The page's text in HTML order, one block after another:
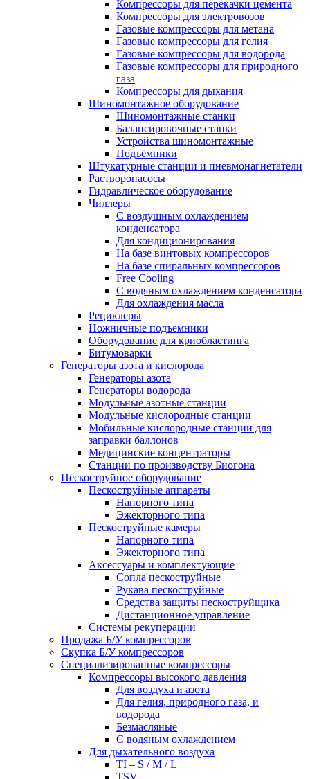
Компрессоры для перекачки цемента
Компрессоры для электровозов
Газовые компрессоры для метана
Газовые компрессоры для гелия
Газовые компрессоры для водорода
Газовые компрессоры для природного
газа
Компрессоры для дыхания
Шиномонтажное оборудование
Шиномонтажные станки
Балансировочные станки
Устройства шиномонтажные
Подъёмники
Штукатурные станции и пневмонагнетатели
Растворонасосы
Гидравлическое оборудование
Чиллеры
С воздушным охлаждением
конденсатора
Для кондиционирования
На базе винтовых компрессоров
На базе спиральных компрессоров
Free Cooling
С водяным охлаждением конденсатора
Для охлаждения масла
Рециклеры
Ножничные подъемники
Оборудование для криобластинга
Битумоварки
Генераторы азота и кислорода
Генераторы азота
Генераторы водорода
Модульные азотные станции
Модульные кислородные станции
Мобильные кислородные станции для
заправки баллонов
Медицинские концентраторы
Станции по производству Биогона
Пескоструйное оборудование
Пескоструйные аппараты
Напорного типа
Эжекторного типа
Пескоструйные камеры
Напорного типа
Эжекторного типа
Аксессуары и комплектующие
Сопла пескоструйные
Рукава пескоструйные
Средства защиты пескоструйщика
Дистанционное управление
Системы рекуперации
Продажа Б/У компрессоров
Скупка Б/У компрессоров
Специализированные компрессоры
Компрессоры высокого давления
Для воздуха и азота
Для гелия, природного газа, и
водорода
Безмасляные
С водяным охлаждением
Для дыхательного воздуха
TI – S / M / L
TSV